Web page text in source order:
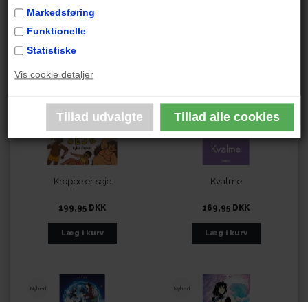
Markedsføring
Funktionelle
Statistiske
Vis cookie detaljer
199,95 DKK
Kroppe er seje
199,95 DKK
Kvalme
169,95 DKK
Nyhed Nyhed